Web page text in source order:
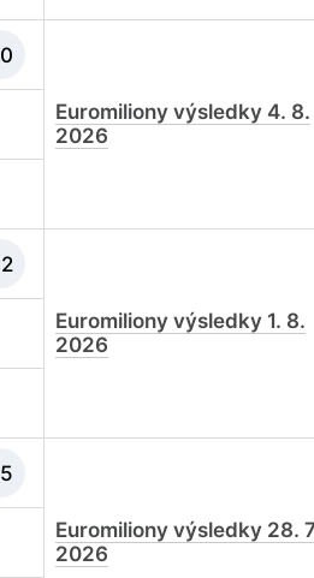
Euromiliony výsledky 4. 8.
2026
Euromiliony výsledky 1. 8.
2026
Euromiliony výsledky 28.
2026